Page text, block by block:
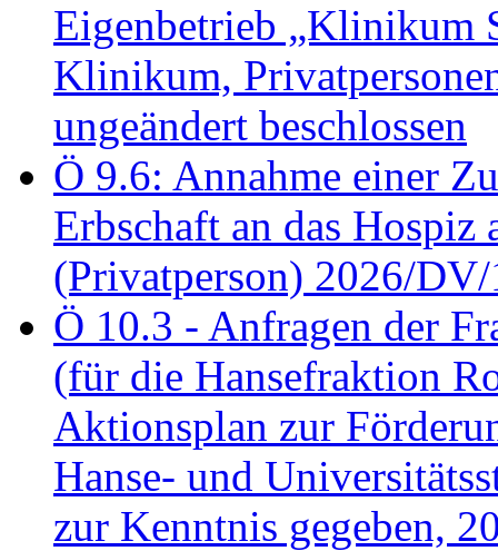
Eigenbetrieb „Klinikum
Klinikum,
ungeändert beschlossen
Ö 9.6: Annahme einer
Erbschaft an das
(Privatperson) 2026/DV/
Ö 10.3 - Anfragen der
(für die Hansefraktion
Aktionsplan zur
Hanse- und
zur Kenntnis gegeben,